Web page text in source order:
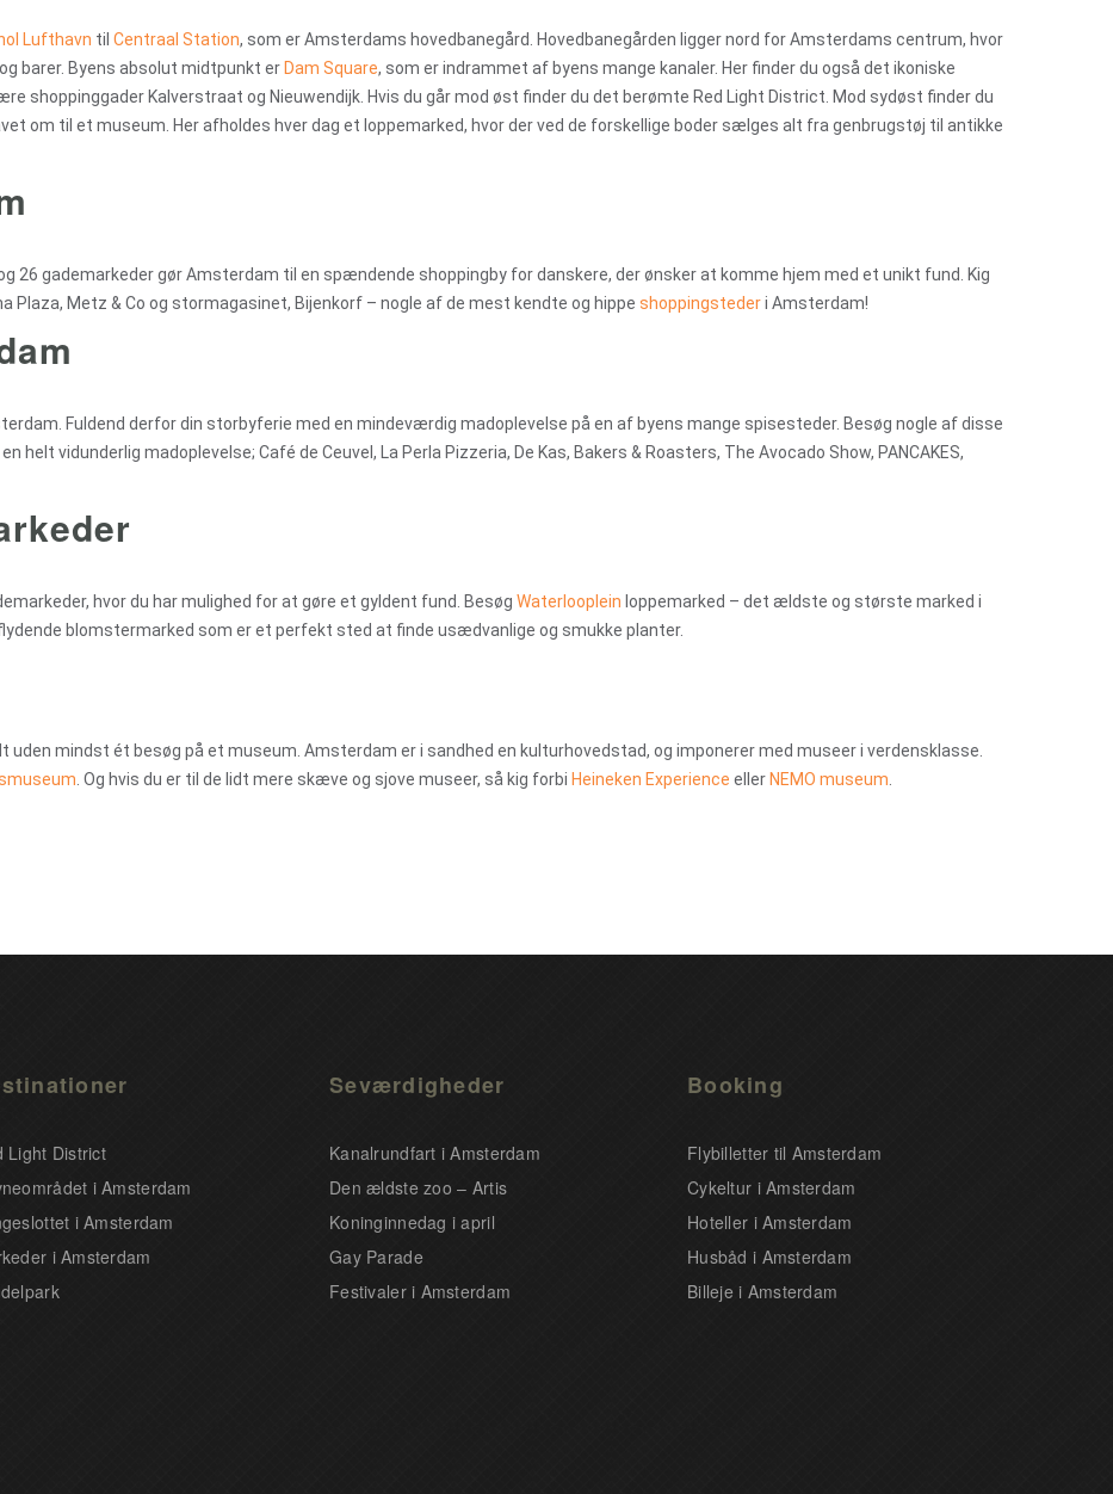
Lufthavn til Centraal Station, som er Amsterdams hovedbanegård. Hovedbanegården ligger nord for Amsterdams centrum, hvor
barer. Byens absolut midtpunkt er Dam Square, som er indrammet af byens mange kanaler. Her finder du også det ikoniske
shoppinggader Kalverstraat og Nieuwendijk. Hvis du går mod øst finder du det berømte Red Light District. Mod sydøst finder du
om til et museum. Her afholdes hver dag et loppemarked, hvor der ved de forskellige boder sælges alt fra genbrugstøj til antikke
26 gademarkeder gør Amsterdam til en spændende shoppingby for danskere, der ønsker at komme hjem med et unikt fund. Kig
Plaza, Metz & Co og stormagasinet, Bijenkorf – nogle af de mest kendte og hippe shoppingstederi Amsterdam!
Fuldend derfor din storbyferie med en mindeværdig madoplevelse på en af byens mange spisesteder. Besøg nogle af disse
vidunderlig madoplevelse; Café de Ceuvel, La Perla Pizzeria, De Kas, Bakers & Roasters, The Avocado Show, PANCAKES,
hvor du har mulighed for at gøre et gyldent fund. Besøg Waterlooplein loppemarked – det ældste og største marked i
blomstermarked som er et perfekt sted at finde usædvanlige og smukke planter.
uden mindst ét besøg på et museum. Amsterdam er i sandhed en kulturhovedstad, og imponerer med museer i verdensklasse.
. Og hvis du er til de lidt mere skæve og sjove museer, så kig forbi Heineken Experience eller NEMO museum
Light District
i Amsterdam
i Amsterdam
i Amsterdam
Seværdigheder
Kanalrundfart i Amsterdam
Den ældste zoo – Artis
Koninginnedag i april
Gay Parade
Festivaler i Amsterdam
Booking
Flybilletter til Amsterdam
Cykeltur i Amsterdam
Hoteller i Amsterdam
Husbåd i Amsterdam
Billeje i Amsterdam